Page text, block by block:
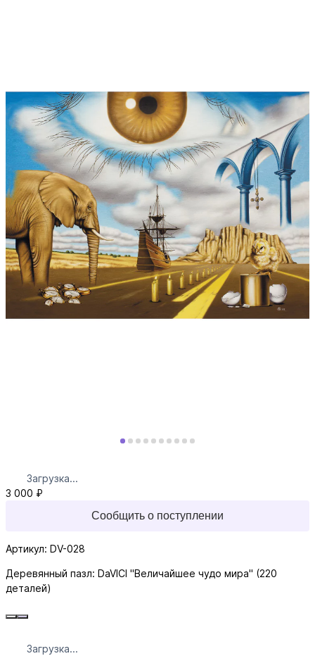
Загрузка...
3 000 ₽
Сообщить о поступлении
Артикул: DV-028
Деревянный пазл: DaVICI "Величайшее чудо мира" (220
деталей)
Загрузка...